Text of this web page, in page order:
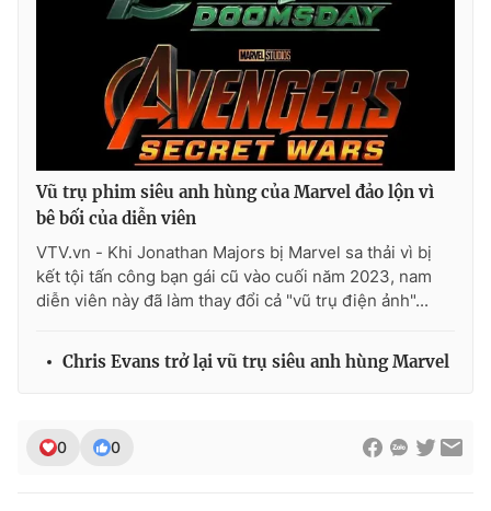
Vũ trụ phim siêu anh hùng của Marvel đảo lộn vì
bê bối của diễn viên
VTV.vn - Khi Jonathan Majors bị Marvel sa thải vì bị
kết tội tấn công bạn gái cũ vào cuối năm 2023, nam
diễn viên này đã làm thay đổi cả "vũ trụ điện ảnh"...
Chris Evans trở lại vũ trụ siêu anh hùng Marvel
0 0